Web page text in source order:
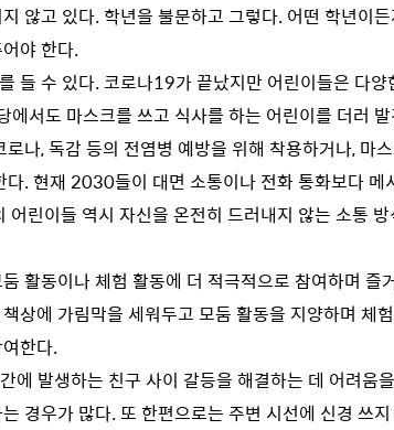
않고 있다. 학년을 불문하고 그렇다. 어떤 학년이
야 한다.
들 수 있다. 코로나19가 끝났지만 어린이들은 다양
에서도 마스크를 쓰고 식사를 하는 어린이를 더러
나, 독감 등의 전염병 예방을 위해 착용하거나, 마
. 현재 2030들이 대면 소통이나 전화 통화보다 메
어린이들 역시 자신을 온전히 드러내지 않는 소통
활동이나 체험 활동에 더 적극적으로 참여하며 즐
상에 가림막을 세워두고 모둠 활동을 지양하며 체
한다.
에 발생하는 친구 사이 갈등을 해결하는 데 어려움
경우가 많다. 또 한편으로는 주변 시선에 신경 쓰